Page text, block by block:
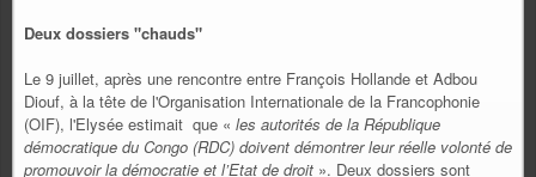
Deux dossiers "chauds"
Le 9 juillet, après une rencontre entre François Hollande et Adbou
Diouf, à la tête de l'Organisation Internationale de la Francophonie
(OIF), l'Elysée estimait que « les autorités de la République
démocratique du Congo (RDC) doivent démontrer leur réelle volonté de
promouvoir la démocratie et l’Etat de droit ». Deux dossiers sont